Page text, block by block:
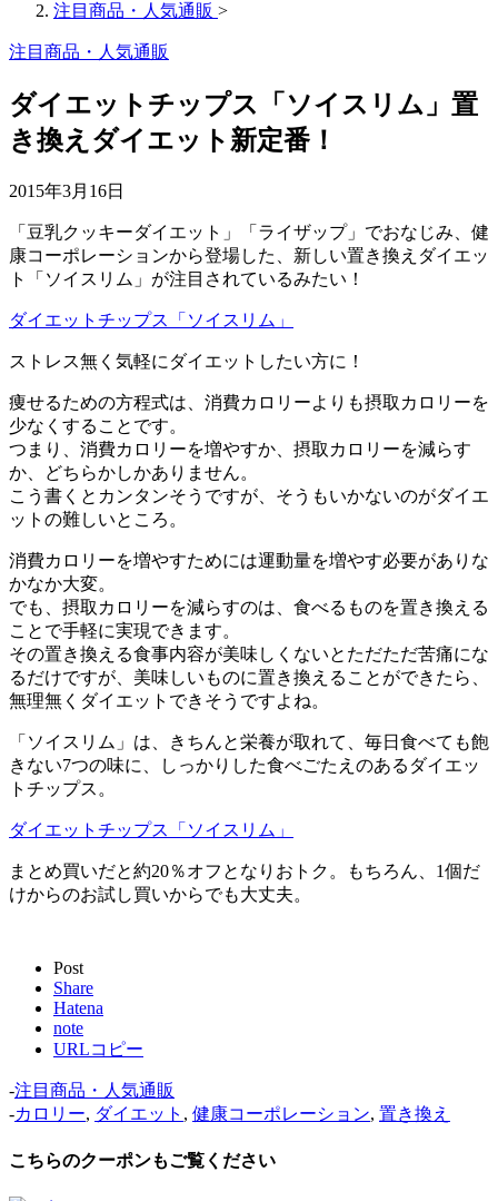
注目商品・人気通販 >
注目商品・人気通販
ダイエットチップス「ソイスリム」置
き換えダイエット新定番！
2015年3月16日
「豆乳クッキーダイエット」「ライザップ」でおなじみ、健
康コーポレーションから登場した、新しい置き換えダイエッ
ト「ソイスリム」が注目されているみたい！
ダイエットチップス「ソイスリム」
ストレス無く気軽にダイエットしたい方に！
痩せるための方程式は、消費カロリーよりも摂取カロリーを
少なくすることです。
つまり、消費カロリーを増やすか、摂取カロリーを減らす
か、どちらかしかありません。
こう書くとカンタンそうですが、そうもいかないのがダイエ
ットの難しいところ。
消費カロリーを増やすためには運動量を増やす必要がありな
かなか大変。
でも、摂取カロリーを減らすのは、食べるものを置き換える
ことで手軽に実現できます。
その置き換える食事内容が美味しくないとただただ苦痛にな
るだけですが、美味しいものに置き換えることができたら、
無理無くダイエットできそうですよね。
「ソイスリム」は、きちんと栄養が取れて、毎日食べても飽
きない7つの味に、しっかりした食べごたえのあるダイエッ
トチップス。
ダイエットチップス「ソイスリム」
まとめ買いだと約20％オフとなりおトク。もちろん、1個だ
けからのお試し買いからでも大丈夫。
Post
Share
Hatena
note
URLコピー
-注目商品・人気通販
-カロリー, ダイエット , 健康コーポレーション, 置き換え
こちらのクーポンもご覧ください